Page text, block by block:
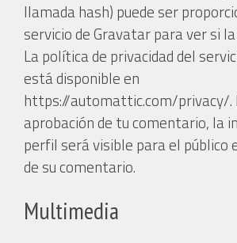
llamada hash) puede ser
servicio de Gravatar para ver si
La política de privacidad del
está disponible en
https://automattic.com/privacy/.
aprobación de tu comentario, la
perfil será visible para el público
de su comentario.
Multimedia